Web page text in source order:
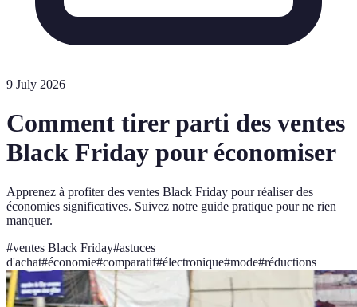
9 July 2026
Comment tirer parti des ventes
Black Friday pour économiser
Apprenez à profiter des ventes Black Friday pour réaliser des
économies significatives. Suivez notre guide pratique pour ne rien
manquer.
#ventes Black Friday#astuces
d'achat#économie#comparatif#électronique#mode#réductions